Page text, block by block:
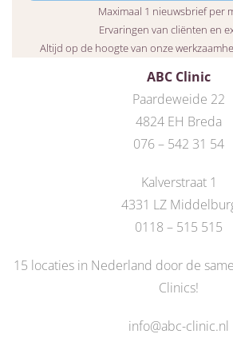
ABC Clinic
Paardeweide 22
4824 EH Breda
076 – 542 31 54
Kalverstraat 1
4331 LZ
0118 – 515 515
15 locaties in Nederland door de
Clinics!
info@abc-clinic.nl
Maximaal 1 nieuwsbrief per
Ervaringen van cliënten en
Altijd op de hoogte van onze